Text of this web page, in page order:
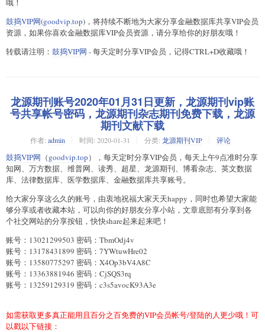
哦！
鼓捣VIP网(goodvip.top)，将持续不断地为大家分享金融数据库共享VIP会员
资源，如果你喜欢金融数据库VIP会员资源，请分享给你的好朋友哦！
转载请注明： 鼓捣VIP网 - 每天定时分享VIP会员，记得CTRL+D收藏哦！
龙源期刊账号2020年01月31日更新，龙源期刊vip账
号共享帐号密码，龙源期刊杂志期刊免费下载，龙源
期刊文献下载
作者: admin 时间: 2020-01-31 分类: 龙源期刊VIP 评论
鼓捣VIP网 （goodvip.top），每天定时分享VIP会员，每天上午9点准时分享
知网、万方数据、维普网、读秀、超星、龙源期刊、博看杂志、英文数据
库、法律数据库、医学数据库、金融数据库共享账号。
给大家分享这么久的账号，由衷地祝福大家天天happy，同时也希望大家能
够分享或者收藏本站，可以向你的好朋友分享小站，文章底部有分享到各
个社交网站的分享按钮，快快share起来起来吧！
账号：13021299503 密码：TbmOdj4v
账号：13178431899 密码：7YWtuwHre02
账号：13580775297 密码：X4Op3bV4A8C
账号：13363881946 密码：CjSQS3rq
账号：13259129319 密码：c3s5avocK93A3e
如需获取更多真正能用且百分之百免费的VIP会员帐号/登陆的人更少哦！可
以戳以下链接：